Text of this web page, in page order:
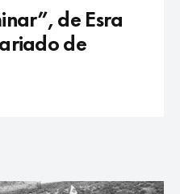
de Esra
de